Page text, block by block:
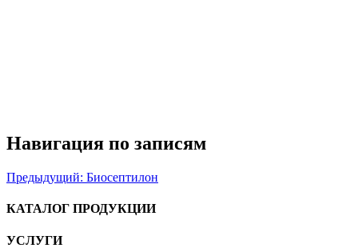
Навигация по записям
Предыдущий: Биосептилон
КАТАЛОГ ПРОДУКЦИИ
УСЛУГИ